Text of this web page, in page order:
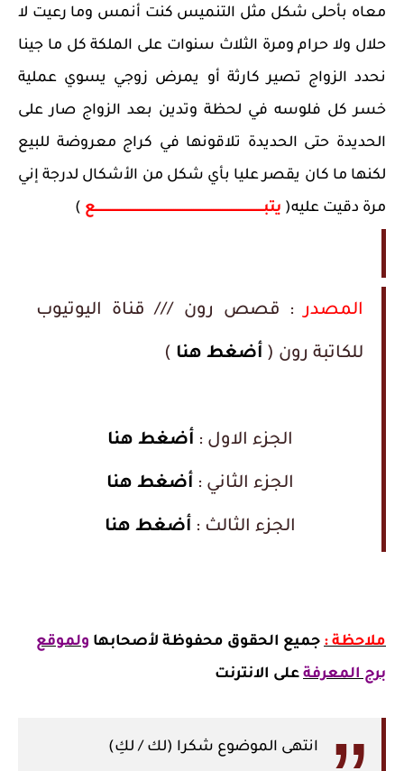
معاه بأحلى شكل مثل التنميس كنت أنمس وما رعيت لا
حلال ولا حرام ومرة الثلاث سنوات على الملكة كل ما جينا
نحدد الزواج تصير كارثة أو يمرض زوجي يسوي عملية
خسر كل فلوسه في لحظة وتدين بعد الزواج صار على
الحديدة حتى الحديدة تلاقونها في كراج معروضة للبيع
لكنها ما كان يقصر عليا بأي شكل من الأشكال لدرجة إني
مرة دقيت عليه( يتبـــــــــــــــــــــــــــــــــــــــــــــــــــــــــــــــــــــــــــــــــــــــــــــع )
المصدر: قصص رون /// قناة اليوتيوب
للكاتبة رون ( أضغط هنا )
الجزء الاول : أضغط هنا
الجزء الثاني : أضغط هنا
الجزء الثالث : أضغط هنا
ملاحظة : جميع الحقوق محفوظة لأصحابها ولموقع
برج المعرفة على الانترنت
انتهى الموضوع شكرا (لك / لكِ)